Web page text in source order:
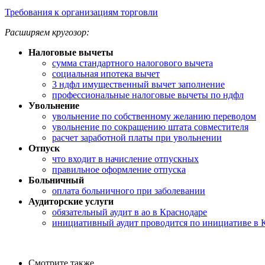
Требования к организациям торговли
Расширяем кругозор:
Налоговые вычеты
сумма стандартного налогового вычета
социальная ипотека вычет
3 ндфл имущественный вычет заполнение
профессиональные налоговые вычеты по ндфл
Увольнение
увольнение по собственному желанию переводом
увольнение по сокращению штата совместителя
расчет заработной платы при увольнении
Отпуск
что входит в начисление отпускных
правильное оформление отпуска
Больничный
оплата больничного при заболевании
Аудиторские услуги
обязательный аудит в ао в Краснодаре
инициативный аудит проводится по инициативе в
Смотрите также